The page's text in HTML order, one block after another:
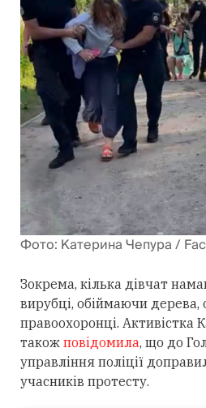
Фото: Катерина Чепура /
Зокрема, кілька дівчат
вирубці, обіймаючи дерева,
правоохоронці. Активістка
також повідомила, що до
управління поліції
учасників протесту.